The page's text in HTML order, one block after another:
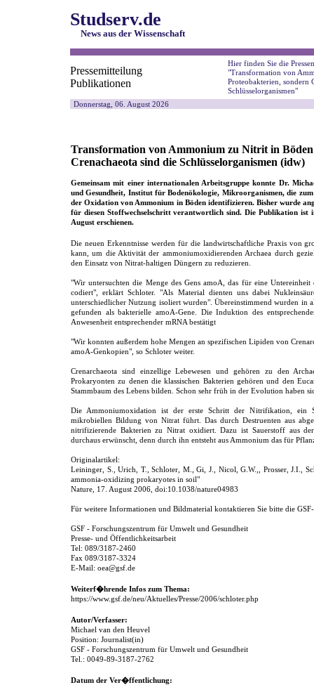
Studserv.de
News aus der Wissenschaft
Pressemitteilung
Publikationen
Hier finden Sie die
"Transformation von
Proteobakterien, sondern
Schlüsselorganismen"
Donnerstag, 06. August 2026
Transformation von Ammonium zu Nitrit in
Crenachaeota sind die Schlüsselorganismen (idw)
Gemeinsam mit einer internationalen Arbeitsgruppe konnte Dr.
und Gesundheit, Institut für Bodenökologie, Mikroorganismen, die
der Oxidation von Ammonium in Böden identifizieren. Bisher wurde
für diesen Stoffwechselschritt verantwortlich sind. Die Publikation
August erschienen.
Die neuen Erkenntnisse werden für die landwirtschaftliche Praxis von
kann, um die Aktivität der ammoniumoxidierenden Archaea durch
den Einsatz von Nitrat-haltigen Düngern zu reduzieren.
"Wir untersuchten die Menge des Gens amoA, das für eine
codiert", erklärt Schloter. "Als Material dienten uns dabei
unterschiedlicher Nutzung isoliert wurden". Übereinstimmend wurden in
gefunden als bakterielle amoA-Gene. Die Induktion des
Anwesenheit entsprechender mRNA bestätigt
"Wir konnten außerdem hohe Mengen an spezifischen Lipiden von
amoA-Genkopien", so Schloter weiter.
Crenarchaeota sind einzellige Lebewesen und gehören zu den
Prokaryonten zu denen die klassischen Bakterien gehören und den
Stammbaum des Lebens bilden. Schon sehr früh in der Evolution haben
Die Ammoniumoxidation ist der erste Schritt der Nitrifikation, ein
mikrobiellen Bildung von Nitrat führt. Das durch Destruenten aus
nitrifizierende Bakterien zu Nitrat oxidiert. Dazu ist Sauerstoff aus
durchaus erwünscht, denn durch ihn entsteht aus Ammonium das für
Originalartikel:
Leininger, S., Urich, T., Schloter, M., Gi, J., Nicol, G.W.,, Prosser, J.I.,
ammonia-oxidizing prokaryotes in soil"
Nature, 17. August 2006, doi:10.1038/nature04983
Für weitere Informationen und Bildmaterial kontaktieren Sie bitte die GSF-
GSF - Forschungszentrum für Umwelt und Gesundheit
Presse- und Öffentlichkeitsarbeit
Tel: 089/3187-2460
Fax 089/3187-3324
E-Mail: oea@gsf.de
Weiterf�hrende Infos zum Thema:
https://www.gsf.de/neu/Aktuelles/Presse/2006/schloter.php
Autor/Verfasser:
Michael van den Heuvel
Position: Journalist(in)
GSF - Forschungszentrum für Umwelt und Gesundheit
Tel.: 0049-89-3187-2762
Datum der Ver�ffentlichung: